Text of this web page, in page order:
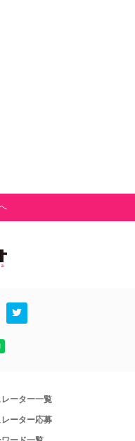
レーター一覧
レーター応募